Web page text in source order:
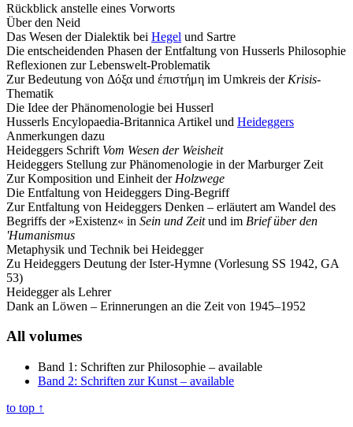
Rückblick anstelle eines Vorworts
Über den Neid
Das Wesen der Dialektik bei Hegel und Sartre
Die entscheidenden Phasen der Entfaltung von Husserls Philosophie
Reflexionen zur Lebenswelt-Problematik
Zur Bedeutung von Δόξα und έπιστήμη im Umkreis der Krisis-
Thematik
Die Idee der Phänomenologie bei Husserl
Husserls Encylopaedia-Britannica Artikel und Heideggers
Anmerkungen dazu
Heideggers Schrift Vom Wesen der Weisheit
Heideggers Stellung zur Phänomenologie in der Marburger Zeit
Zur Komposition und Einheit der Holzwege
Die Entfaltung von Heideggers Ding-Begriff
Zur Entfaltung von Heideggers Denken – erläutert am Wandel des
Begriffs der »Existenz« in Sein und Zeitund im Brief über den
'Humanismus
Metaphysik und Technik bei Heidegger
Zu Heideggers Deutung der Ister-Hymne (Vorlesung SS 1942, GA
53)
Heidegger als Lehrer
Dank an Löwen – Erinnerungen an die Zeit von 1945–1952
All volumes
Band 1: Schriften zur Philosophie – available
Band 2: Schriften zur Kunst – available
to top ↑